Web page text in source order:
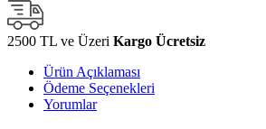
2500 TL ve Üzeri Kargo Ücretsiz
Ürün Açıklaması
Ödeme Seçenekleri
Yorumlar